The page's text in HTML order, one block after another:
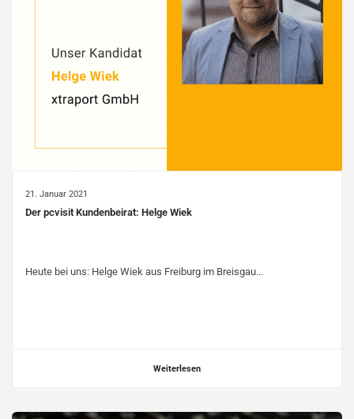
21. Januar 2021
Der pcvisit Kundenbeirat: Helge Wiek
Heute bei uns: Helge Wiek aus Freiburg im Breisgau...
Weiterlesen